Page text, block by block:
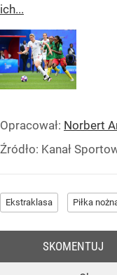
ich...
Opracował: Norbert
Źródło: Kanał
Ekstraklasa Piłka
SKOMENTUJ